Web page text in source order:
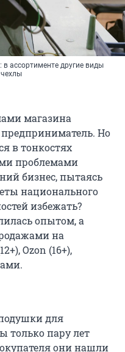
ассортименте другие виды
магазина
Но
в тонкостях
проблемами
бизнес, пытаясь
национального
избежать?
опытом, а
на
Ozon (16+),
для
только пару лет
они нашли